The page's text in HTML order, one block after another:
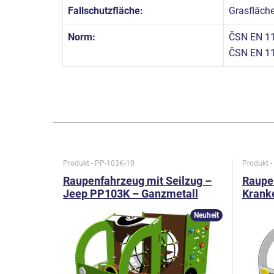
Fallschutzfläche:
Norm:
ČSN EN
ČSN EN
Produkt - PP-103K-10
Raupenfahrzeug mit Seilzug –
Jeep PP103K – Ganzmetall
Neuheit
Produkt -